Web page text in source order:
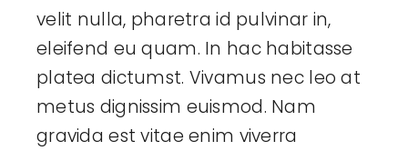
velit nulla, pharetra id pulvinar in,
eleifend eu quam. In hac habitasse
platea dictumst. Vivamus nec leo at
metus dignissim euismod. Nam
gravida est vitae enim viverra